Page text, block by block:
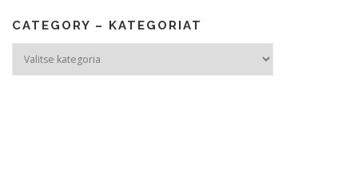
CATEGORY – KATEGORIAT
Category